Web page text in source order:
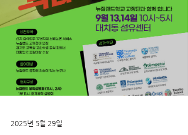
이번주 토요일 (31일) 타우랑가 연안에서 소소하게 낚
시한번 가시죠 [타우랑가 비전유학원]
이번주 토요일 날씨 물때 모두 양호합니다. 주말에 시
되시는 가족분들 모시고 낚시와 또 점심함께 나누도록
하겠습니다. ​ 토요일 유학원에서 10시부터 나가있을테
니 시간되시는 가족분들 그시간쯔음 오셔서 낚시도 하
시고 점심도 함께 먹도록...